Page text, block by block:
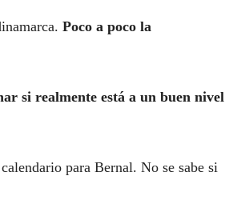
Poco a poco la
si realmente está a un buen nivel
para Bernal. No se sabe si